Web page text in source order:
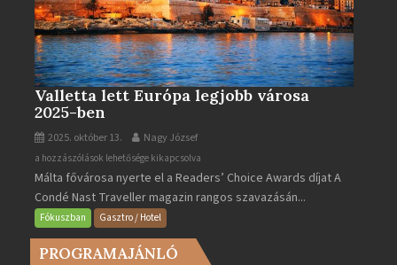
Valletta lett Európa legjobb városa
2025-ben
2025. október 13. Nagy József
Valletta
lett
Európa
legjobb
városa
2025-
a hozzászólások lehetősége kikapcsolva
Málta fővárosa nyerte el a Readers’ Choice Awards díjat A
Condé Nast Traveller magazin rangos szavazásán...
Fókuszban Gasztro / Hotel
PROGRAMAJÁNLÓ